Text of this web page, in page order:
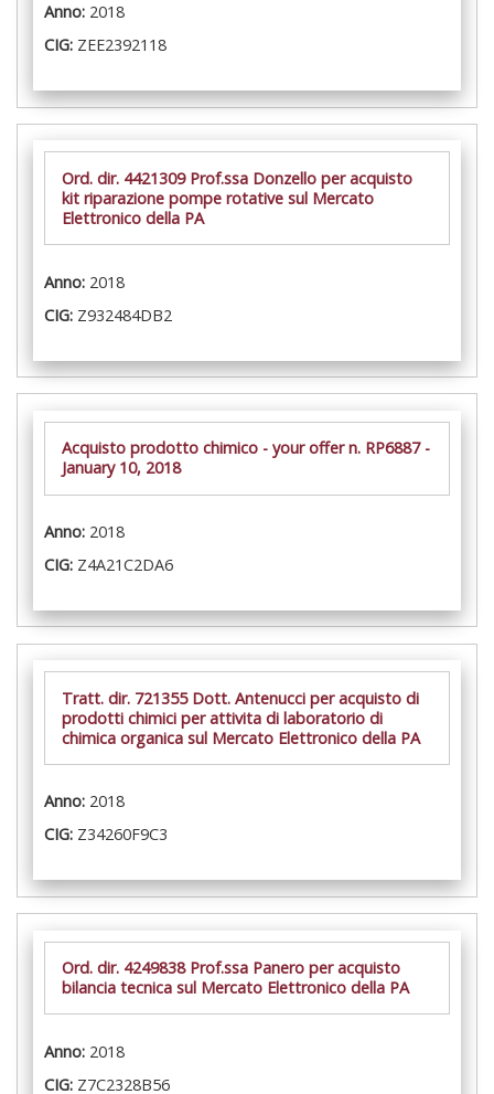
Anno: 2018
CIG: ZEE2392118
Ord. dir. 4421309 Prof.ssa Donzello per acquisto
kit riparazione pompe rotative sul Mercato
Elettronico della PA
Anno: 2018
CIG: Z932484DB2
Acquisto prodotto chimico - your offer n. RP6887 -
January 10, 2018
Anno: 2018
CIG: Z4A21C2DA6
Tratt. dir. 721355 Dott. Antenucci per acquisto di
prodotti chimici per attivita di laboratorio di
chimica organica sul Mercato Elettronico della PA
Anno: 2018
CIG: Z34260F9C3
Ord. dir. 4249838 Prof.ssa Panero per acquisto
bilancia tecnica sul Mercato Elettronico della PA
Anno: 2018
CIG: Z7C2328B56